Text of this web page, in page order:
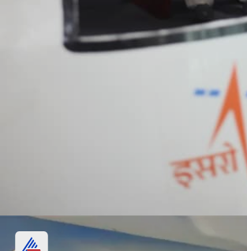
3 दिन तक धरती की कक्षा में रहकर